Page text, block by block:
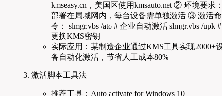
kmseasy.cn，美国区使用kmsauto.net ② 环境要求
部署在局域网内，每台设备需单独激活 ③ 激活命
令： slmgr.vbs /ato # 企业自动激活 slmgr.vbs /upk #
更换KMS密钥
实际应用：某制造企业通过KMS工具实现2000+
备自动化激活，节省人工成本80%
激活脚本工具法
推荐工具：Auto activate for Windows 10